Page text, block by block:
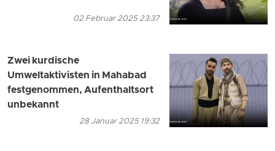
02 Februar 2025 23:37
Zwei kurdische
Umweltaktivisten in Mahabad
festgenommen, Aufenthaltsort
unbekannt
28 Januar 2025 19:32